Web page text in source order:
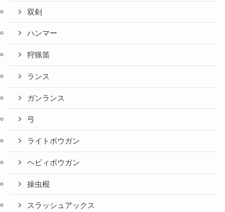
双剣
ハンマー
狩猟笛
ランス
ガンランス
弓
ライトボウガン
ヘビィボウガン
操虫棍
スラッシュアックス